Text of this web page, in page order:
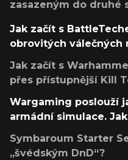
zasazeným do druhé
Jak začít s
obrovitých válečných
Jak začít s
přes přístupnější Kill
Wargaming poslouží
armádní simulace.
Symbaroum Starter
„švédským DnD“?